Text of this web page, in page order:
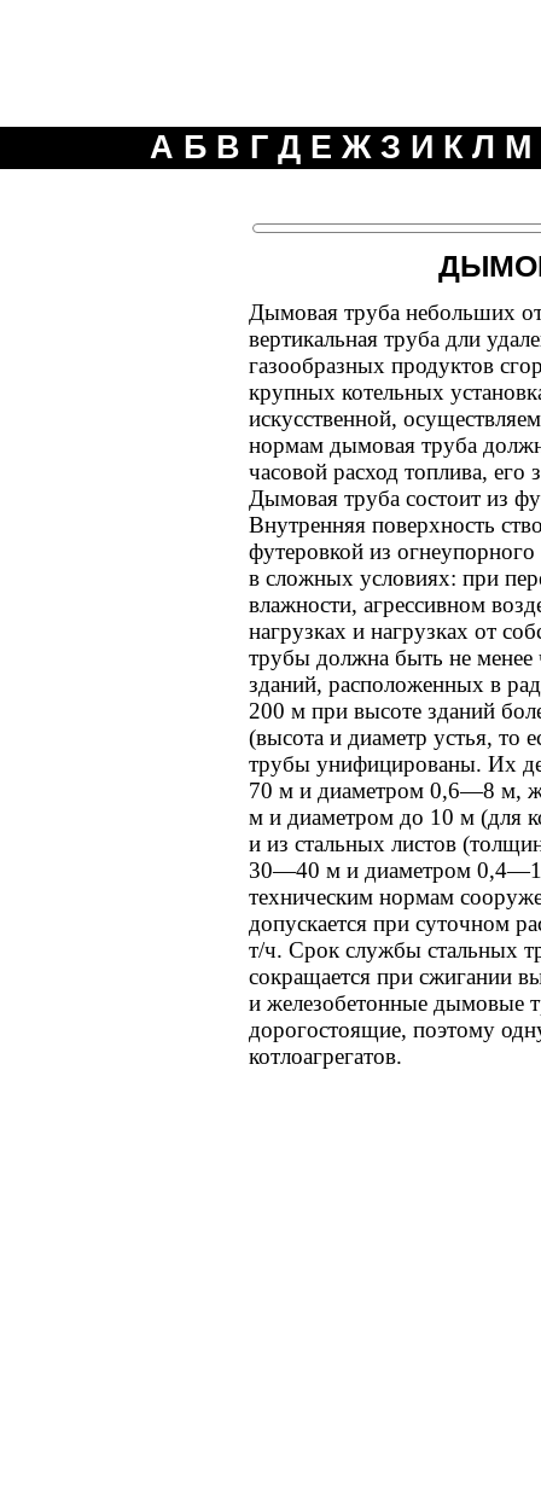
А Б В Г Д Е Ж З И К Л М
Дымовая труба небольших
вертикальная труба дли
газообразных продуктов
крупных котельных
искусственной,
нормам дымовая труба
часовой расход топлива, его
Дымовая труба состоит из
Внутренняя поверхность
футеровкой из
в сложных условиях: при
влажности, агрессивном
нагрузках и нагрузках от
трубы должна быть не
зданий, расположенных в
200 м при высоте зданий
(высота и диаметр устья, то
трубы унифицированы. Их
70 м и диаметром 0,6—8 м,
м и диаметром до 10 м (для
и из стальных листов
30—40 м и диаметром 0,4—1
техническим нормам
допускается при суточном
т/ч. Срок службы стальных
сокращается при сжигании
и железобетонные дымовые
дорогостоящие, поэтому
котлоагрегатов.